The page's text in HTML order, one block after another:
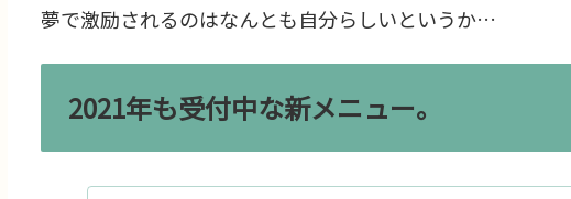
夢で激励されるのはなんとも自分らしいというか…
2021年も受付中な新メニュー。